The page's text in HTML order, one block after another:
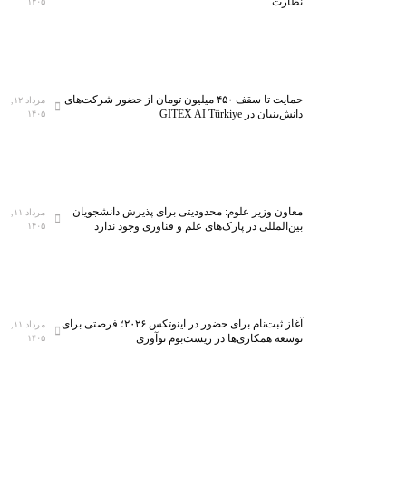
حمایت تا سقف ۴۵۰ میلیون تومان از حضور شرکت‌های
دانش‌بنیان در GITEX AI Türkiye
۱۴۰۵
معاون وزیر علوم: محدودیتی برای پذیرش دانشجویان
بین‌المللی در پارک‌های علم و فناوری وجود ندارد
۱۴۰۵
آغاز ثبت‌نام برای حضور در اینوتکس ۲۰۲۶؛ فرصتی برای
توسعه همکاری‌ها در زیست‌بوم نوآوری
۱۴۰۵